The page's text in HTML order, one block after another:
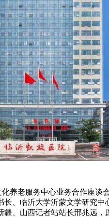
养老服务中心业务合作座谈
长、临沂大学沂蒙文学研究中
疆、山西记者站站长邢兆远，